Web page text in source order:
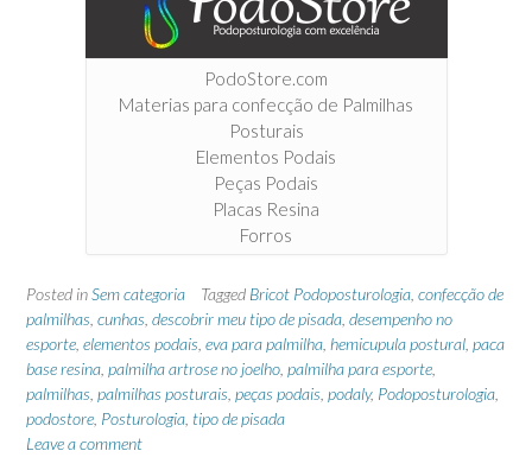
PodoStore.com
Materias para confecção de Palmilhas
Posturais
Elementos Podais
Peças Podais
Placas Resina
Forros
Posted inSem categoria Tagged Bricot Podoposturologia confecção de
palmilhas cunhas descobrir meu tipo de pisada desempenho no
esporte elementos podais eva para palmilha hemicupula postural paca
base resina palmilha artrose no joelho palmilha para esporte
palmilhas palmilhas posturais peças podais podaly, Podoposturologia
podostore Posturologia tipo de pisada
Leave a comment